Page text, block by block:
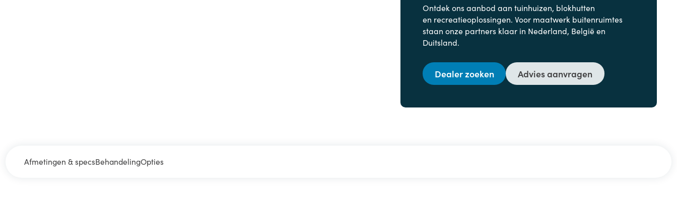
Ontdek ons aanbod aan tuinhuizen, blokhutten
en recreatieoplossingen. Voor maatwerk buitenruimtes
staan onze partners klaar in Nederland, België en
Duitsland.
Dealer zoeken Advies aanvragen
Afmetingen & specsBehandelingOpties